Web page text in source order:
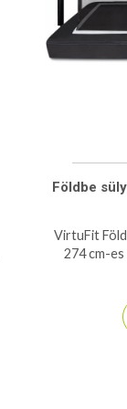
Földbe
VirtuFit
274 cm-